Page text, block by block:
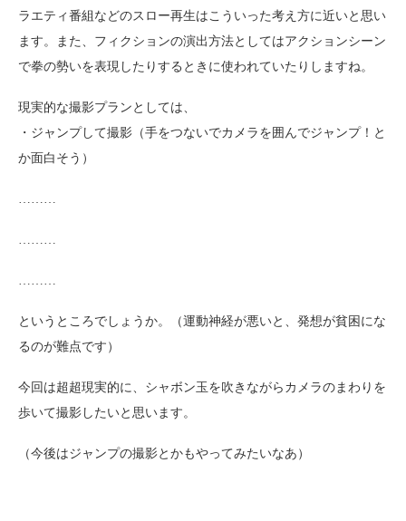
ラエティ番組などのスロー再生はこういった考え方に近いと思い
ます。また、フィクションの演出方法としてはアクションシーン
で拳の勢いを表現したりするときに使われていたりしますね。
現実的な撮影プランとしては、
・ジャンプして撮影（手をつないでカメラを囲んでジャンプ！と
か面白そう）
というところでしょうか。（運動神経が悪いと、発想が貧困にな
るのが難点です）
今回は超超現実的に、シャボン玉を吹きながらカメラのまわりを
歩いて撮影したいと思います。
（今後はジャンプの撮影とかもやってみたいなあ）